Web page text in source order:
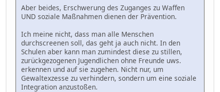
Aber beides, Erschwerung des Zuganges zu Waffen
UND soziale Maßnahmen dienen der Prävention.
Ich meine nicht, dass man alle Menschen
durchscreenen soll, das geht ja auch nicht. In den
Schulen aber kann man zumindest diese zu stillen,
zurückgezogenen Jugendlichen ohne Freunde uws.
erkennen und auf sie zugehen. Nicht nur, um
Gewaltexzesse zu verhindern, sondern um eine soziale
Integration anzustoßen.